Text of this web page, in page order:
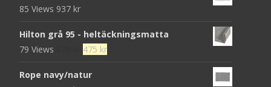
85 Views 937 kr
Hilton grå 95 - heltäckningsmatta
79 Views
Det
priset
475 krDet
Rope navy/natur